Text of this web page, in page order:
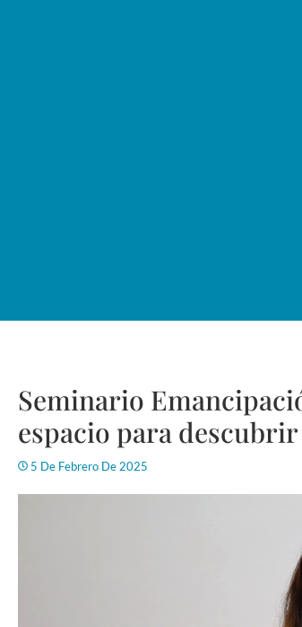
Seminario
espacio para
5 De Febrero De 2025